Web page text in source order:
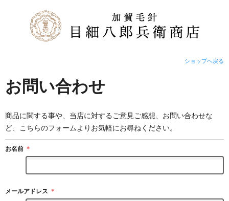
ショップへ戻る
お問い合わせ
商品に関する事や、当店に対するご意見ご感想、お問い合わせな
ど、こちらのフォームよりお気軽にお尋ねください。
お名前 ＊
メールアドレス ＊